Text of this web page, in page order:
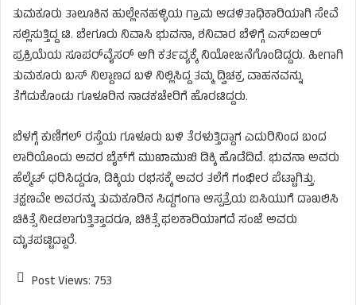
ತುಮಕೂರು ತಾಲೂಕಿನ ಹುಲ್ಲೇನಹಳ್ಳಿಯ ಗ್ರಾಮ ಆಡಳಿತಾಧಿಕಾರಿಯಾಗಿ ಸೇವೆ
ಸಲ್ಲಿಸುತ್ತಿದ್ದ ಟಿ. ಬೇಗೂರು ನಿವಾಸಿ ಭುವನಾ, ಶನಿವಾರ ಬೆಳಿಗ್ಗೆ ಎಸ್‌ಐಆರ್
ಪ್ರಕ್ರಿಯೆಯ ಸೂಪರ್‌ವೈಸರ್ ಆಗಿ ಕರ್ತವ್ಯಕ್ಕೆ ನಿಯೋಜನೆಗೊಂಡಿದ್ದರು. ಹೀಗಾಗಿ
ತುಮಕೂರು ಬಸ್ ನಿಲ್ದಾಣದ ಬಳಿ ನಿಲ್ಲಿಸಿದ್ದ ತಮ್ಮ ದ್ವಿಚಕ್ರ ವಾಹನವನ್ನು
ತೆಗೆದುಕೊಂಡು ಗೂಳೂರಿನ ನಾಡಕಚೇರಿಗೆ ಹೊರಟಿದ್ದರು.
ಬೆಳಗ್ಗೆ ಕುಣಿಗಲ್ ರಸ್ತೆಯ ಗೂಳೂರು ಬಳಿ ತೆರಳುತ್ತಿದ್ದಾಗ ಎದುರಿನಿಂದ ಬಂದ
ಲಾರಿಯೊಂದು ಅವರ ಬೈಕ್‌ಗೆ ಮುಖಾಮುಖಿ ಡಿಕ್ಕಿ ಹೊಡೆದಿದೆ. ಭುವನಾ ಅವರು
ಹೆಲ್ಮೆಟ್ ಧರಿಸಿದ್ದರೂ, ಡಿಕ್ಕಿಯ ರಭಸಕ್ಕೆ ಅವರ ತಲೆಗೆ ಗಂಭೀರ ಪೆಟ್ಟಾಗಿತ್ತು.
ತಕ್ಷಣವೇ ಅವರನ್ನು ತುಮಕೂರಿನ ಸಿದ್ದಗಂಗಾ ಆಸ್ಪತ್ರೆಯ ಐಸಿಯುಗೆ ದಾಖಲಿಸಿ
ಚಿಕಿತ್ಸೆ ನೀಡಲಾಗುತ್ತಿತ್ತಾದರೂ, ಚಿಕಿತ್ಸೆ ಫಲಕಾರಿಯಾಗದೆ ಸಂಜೆ ಅವರು
ಮೃತಪಟ್ಟಿದ್ದಾರೆ.
Post Views: 753